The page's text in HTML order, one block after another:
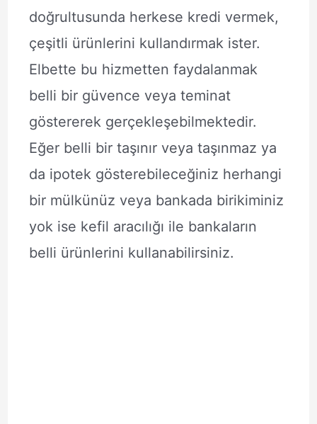
doğrultusunda herkese kredi vermek,
çeşitli ürünlerini kullandırmak ister.
Elbette bu hizmetten faydalanmak
belli bir güvence veya teminat
göstererek gerçekleşebilmektedir.
Eğer belli bir taşınır veya taşınmaz ya
da ipotek gösterebileceğiniz herhangi
bir mülkünüz veya bankada birikiminiz
yok ise kefil aracılığı ile bankaların
belli ürünlerini kullanabilirsiniz.